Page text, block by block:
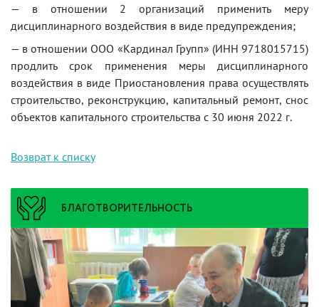
— в отношении 2 организаций применить меру
дисциплинарного воздействия в виде предупреждения;
— в отношении ООО «Кардинал Групп» (ИНН 9718015715)
продлить срок применения меры дисциплинарного
воздействия в виде Приостановления права осуществлять
строительство, реконструкцию, капитальный ремонт, снос
объектов капитального строительства с 30 июня 2022 г.
Возврат к списку
БЛАГОТВОРИТЕЛЬНОСТЬ